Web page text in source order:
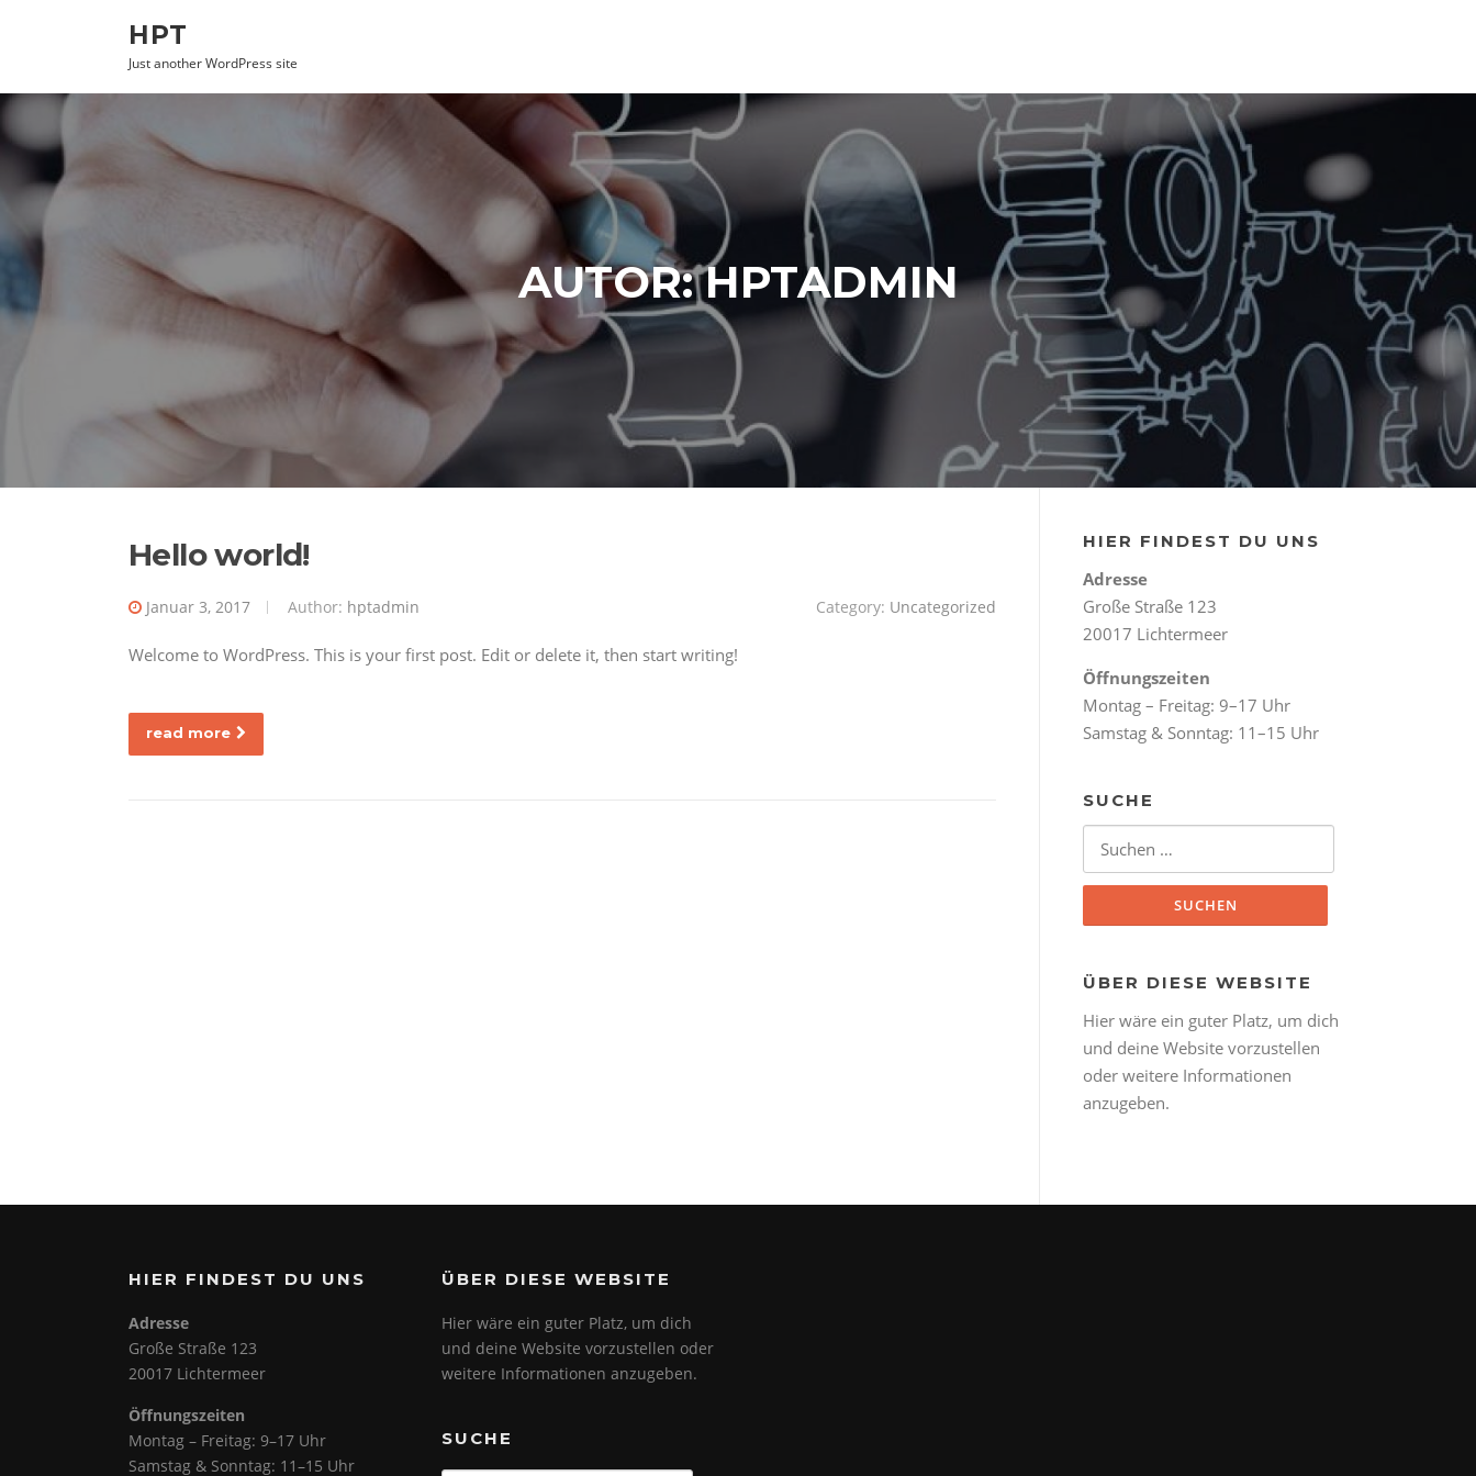
HPT
Just another WordPress site
AUTOR:HPTADMIN
Hello world!
Januar 3, 2017 Author: hptadmin Category: Uncategorized
Welcome to WordPress. This is your first post. Edit or delete it, then start writing!
read more
HIER FINDEST DU UNS
Adresse
Große Straße 123
20017 Lichtermeer
Öffnungszeiten
Montag – Freitag: 9–17 Uhr
Samstag & Sonntag: 11–15 Uhr
SUCHE
Suchen nach:
ÜBER DIESE WEBSITE
Hier wäre ein guter Platz, um dich
und deine Website vorzustellen
oder weitere Informationen
anzugeben.
HIER FINDEST DU UNS
Adresse
Große Straße 123
20017 Lichtermeer
Öffnungszeiten
Montag – Freitag: 9–17 Uhr
Samstag & Sonntag: 11–15 Uhr
ÜBER DIESE WEBSITE
Hier wäre ein guter Platz, um dich
und deine Website vorzustellen oder
weitere Informationen anzugeben.
SUCHE